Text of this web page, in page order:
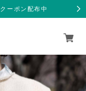
ーポン配布中